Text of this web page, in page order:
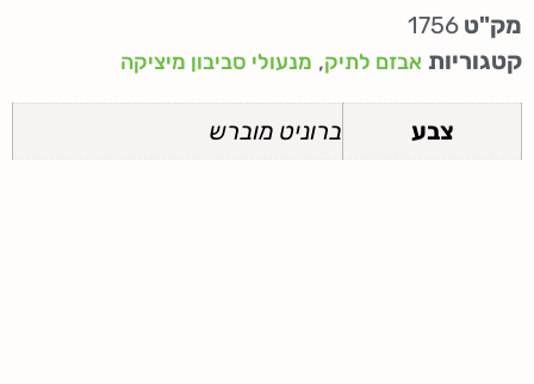
מק"ט 1756
קטגוריות אבזם לתיק, מנעולי סביבון מיציקה
צבע ברוניט מוברש